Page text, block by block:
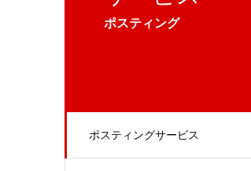
ポスティング
ポスティングサービス